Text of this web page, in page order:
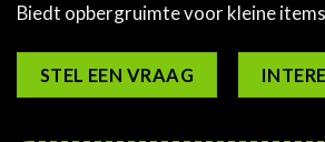
Biedt opbergruimte voor kleine
STEL EEN VRAAG